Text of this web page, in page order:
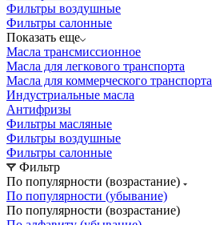
Фильтры воздушные
Фильтры салонные
Показать еще
Масла трансмиссионное
Масла для легкового транспорта
Масла для коммерческого транспорта
Индустриальные масла
Антифризы
Фильтры масляные
Фильтры воздушные
Фильтры салонные
Фильтр
По популярности (возрастание)
По популярности (убывание)
По популярности (возрастание)